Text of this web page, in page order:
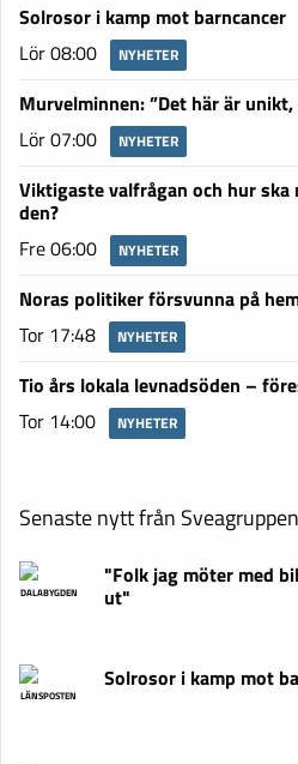
Solrosor i kamp mot barncancer
Lör 08:00
NYHETER
Murvelminnen: ”Det här är
Lör 07:00
NYHETER
Viktigaste valfrågan och hur
den?
Fre 06:00
NYHETER
Noras politiker försvunna på
Tor 17:48
NYHETER
Tio års lokala levnadsöden –
Tor 14:00
NYHETER
Senaste nytt från
DALABYGDEN
"Folk jag möter med
ut"
LÄNSPOSTEN
Solrosor i kamp mot